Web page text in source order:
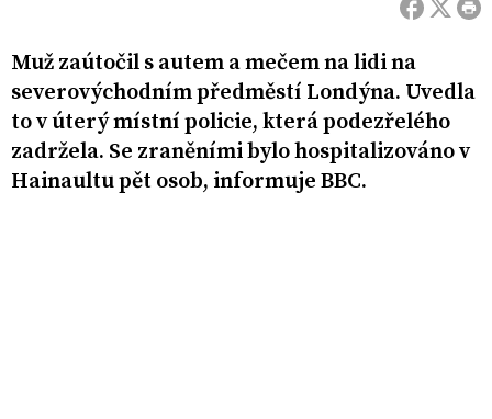
Muž zaútočil s autem a mečem na lidi na
severovýchodním předměstí Londýna. Uvedla
to v úterý místní policie, která podezřelého
zadržela. Se zraněními bylo hospitalizováno v
Hainaultu pět osob, informuje BBC.